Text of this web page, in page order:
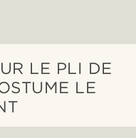
LE PLI DE
LE